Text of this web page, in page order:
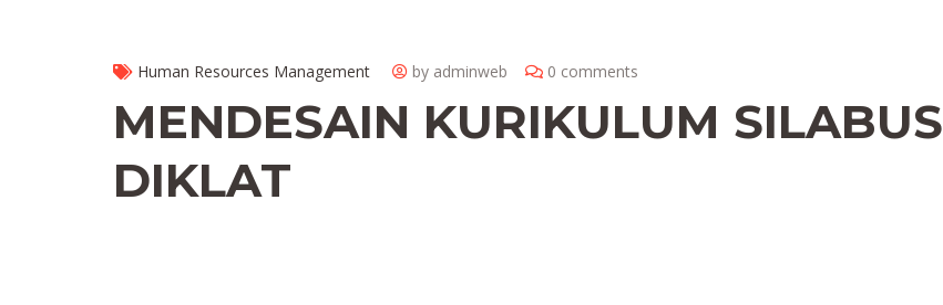
Human Resources Management by adminweb 0 comments
MENDESAIN KURIKULUM SILABUS
DIKLAT